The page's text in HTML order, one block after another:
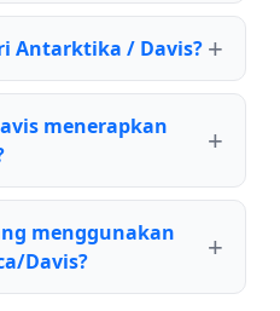
Antarktika / Davis?
menerapkan
menggunakan
Davis?